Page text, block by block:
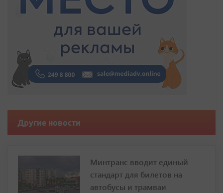
Другие новости
Минтранс вводит единый
стандарт для билетов на
автобусы и трамваи